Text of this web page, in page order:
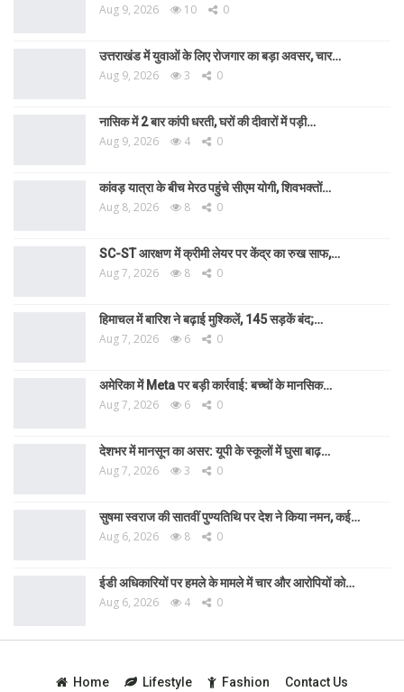
Aug 9, 2026 10 0
उत्तराखंड में युवाओं के लिए रोजगार का बड़ा अवसर, चार…
Aug 9, 2026 3 0
नासिक में 2 बार कांपी धरती, घरों की दीवारों में पड़ी…
Aug 9, 2026 4 0
कांवड़ यात्रा के बीच मेरठ पहुंचे सीएम योगी, शिवभक्तों…
Aug 8, 2026 8 0
SC-ST आरक्षण में क्रीमी लेयर पर केंद्र का रुख साफ,…
Aug 7, 2026 8 0
हिमाचल में बारिश ने बढ़ाई मुश्किलें, 145 सड़कें बंद;…
Aug 7, 2026 6 0
अमेरिका में Meta पर बड़ी कार्रवाई: बच्चों के मानसिक…
Aug 7, 2026 6 0
देशभर में मानसून का असर: यूपी के स्कूलों में घुसा बाढ़…
Aug 7, 2026 3 0
सुषमा स्वराज की सातवीं पुण्यतिथि पर देश ने किया नमन, कई…
Aug 6, 2026 8 0
ईडी अधिकारियों पर हमले के मामले में चार और आरोपियों को…
Aug 6, 2026 4 0
Home Lifestyle Fashion Contact Us